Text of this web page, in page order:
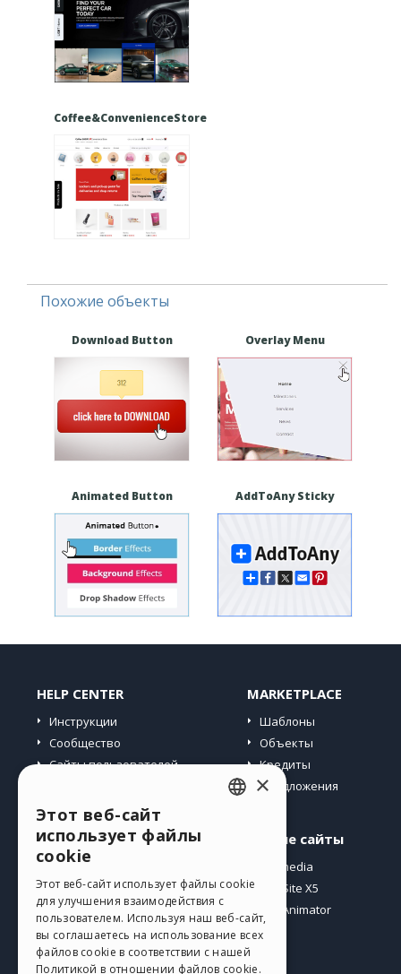
Coffee&ConvenienceStore
Похожие объекты
Download Button Overlay Menu
Animated Button AddToAny Sticky
HELP CENTER
Инструкции
Сообщество
Сайты пользователей
MARKETPLACE
Шаблоны
Объекты
Кредиты
Предложения
Профиль
Мои посты
Мои лицензии
Загрузить
Веб-хостинг
Мои кредиты
Другие сайты
Incomedia
WebSite X5
WebAnimator
GERMAN
SPANISH
PORTUGUESE
×
Этот веб-сайт
использует файлы
cookie
Этот веб-сайт использует файлы cookie
для улучшения взаимодействия с
пользователем. Используя наш веб-сайт,
вы соглашаетесь на использование всех
файлов cookie в соответствии с нашей
Политикой в ​​отношении файлов cookie.